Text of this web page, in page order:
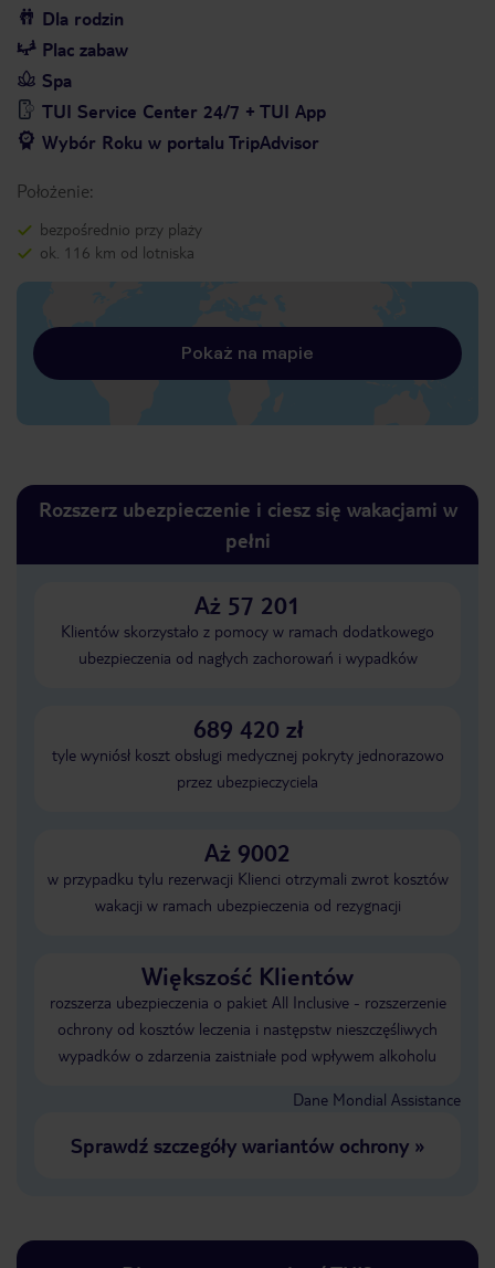
Dla rodzin
Plac zabaw
Spa
TUI Service Center 24/7 + TUI App
Wybór Roku w portalu TripAdvisor
Położenie:
bezpośrednio przy plaży
ok. 116 km od lotniska
Pokaż na mapie
Rozszerz ubezpieczenie i ciesz się wakacjami w
pełni
Aż 57 201
Klientów skorzystało z pomocy w ramach dodatkowego
ubezpieczenia od nagłych zachorowań i wypadków
689 420 zł
tyle wyniósł koszt obsługi medycznej pokryty jednorazowo
przez ubezpieczyciela
Aż 9002
w przypadku tylu rezerwacji Klienci otrzymali zwrot kosztów
wakacji w ramach ubezpieczenia od rezygnacji
Większość Klientów
rozszerza ubezpieczenia o pakiet All Inclusive - rozszerzenie
ochrony od kosztów leczenia i następstw nieszczęśliwych
wypadków o zdarzenia zaistniałe pod wpływem alkoholu
Dane Mondial Assistance
Sprawdź szczegóły wariantów ochrony»